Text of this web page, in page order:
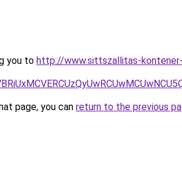
you to http://www.sittszallitas-
page, you can return to the previous